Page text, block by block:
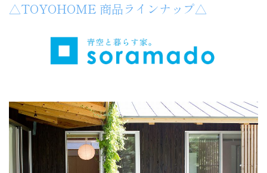
△TOYOHOME 商品ラインナップ△